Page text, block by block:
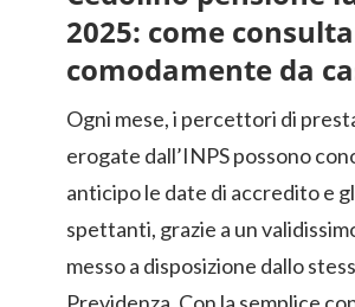
2025: come
comodamente da
Ogni mese, i percettori di
erogate dall’INPS possono
anticipo le date di accredito e
spettanti, grazie a un
messo a disposizione dallo